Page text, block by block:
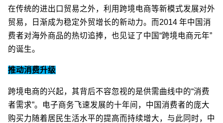
在传统的进出口贸易之外，利用跨境电商等新模式发展对外
贸易，日渐成为稳定外贸增长的新动力。而2014 年中国消
费者对海外商品的热切追捧，也见证了中国“跨境电商元年”
的诞生。
推动消费升级
跨境电商的兴起，其背后不容忽视的是供需曲线中的“消费
者需求”。电子商务飞速发展的十年间，中国消费者的庞大
购买力随着居民生活水平的提高而持续增大，与此同时，中